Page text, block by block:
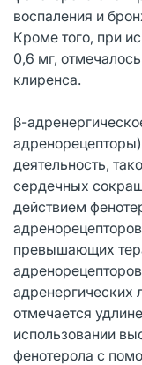
воспаления и
Кроме того, при
0,6 мг,
клиренса.
β-
деятельность,
сердечных
действием
превышающих
адренергических
отмечается
использовании
фенотерола с